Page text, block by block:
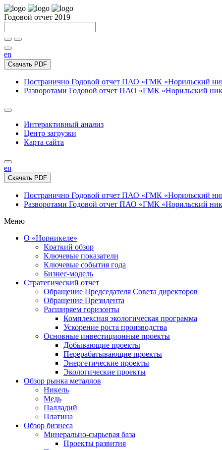
Годовой отчет 2019
en
Скачать PDF
Постранично Годовой отчет ПАО «ГМК «Норильский
Разворотами Годовой отчет ПАО «ГМК «Норильский
Интерактивный анализ
Центр загрузки
Карта сайта
en
Скачать PDF
Постранично Годовой отчет ПАО «ГМК «Норильский
Разворотами Годовой отчет ПАО «ГМК «Норильский
Меню
О «Норникеле»
Краткий обзор
Ключевые показатели
Ключевые события года
Бизнес-модель
Стратегический отчет
Обращение Председателя Совета директоров
Обращение Президента
Расширяем горизонты
Комплексная экологическая программа
Ускорение роста производства
Основные инвестиционные проекты
Добывающие проекты
Перерабатывающие проекты
Энергетические проекты
Экологические проекты
Обзор рынка металлов
Никель
Медь
Палладий
Платина
Обзор бизнеса
Минерально-сырьевая база
Проекты развития